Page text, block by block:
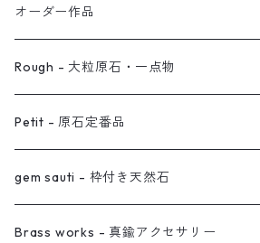
イヤリング対応
ノンホールピアス
オーダー用ページ
真鍮イヤーカフ
バングル
ブローチ
ヘアアクセサリー
オーダー作品
リング
ネックレス
ピアス
イヤーカフ
Rough - 大粒原石・一点物
ピアス
リング
ネックレス
Petit - 原石定番品
ピアス
リング
gem sauti - 枠付き天然石
ピアス
Brass works - 真鍮アクセサリー